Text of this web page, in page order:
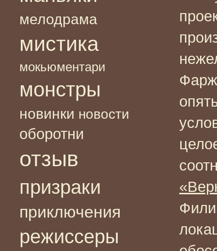
мелодрама
мистика
мокьюментари
монстры
новинки новости
оборотни
отзыв
призраки
приключения
режиссеры